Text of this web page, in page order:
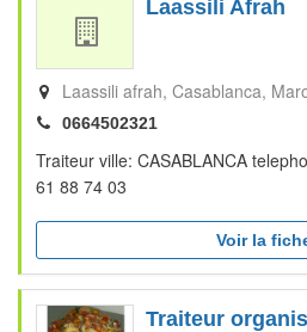
Laassili Afrah
Laassili afrah Casablanca
0664502321
Traiteur ville: CASABLANCA
61 88 74 03
Voir la
Traiteur